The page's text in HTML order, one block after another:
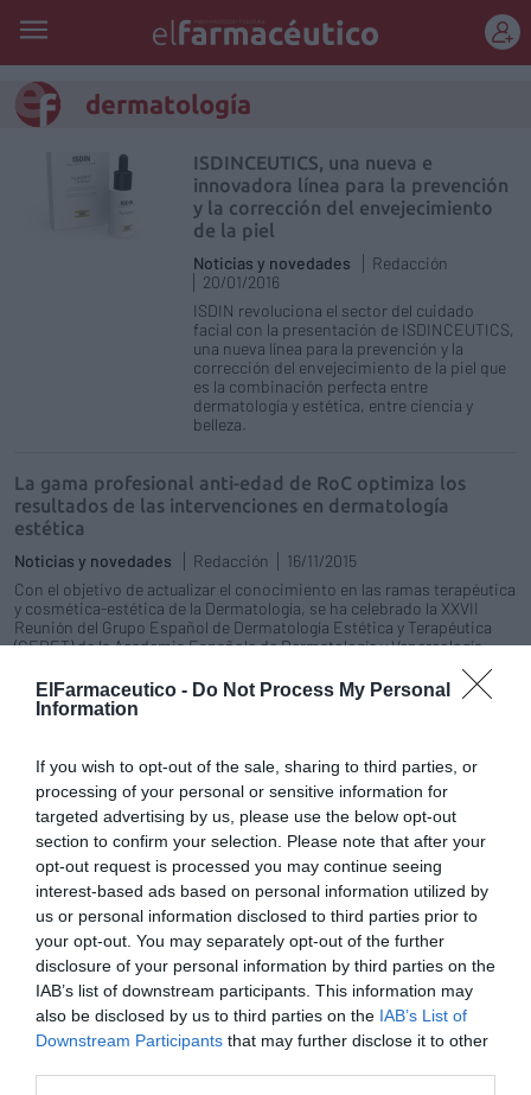
ElFarmaceutico - Do Not Process My Personal
Information
If you wish to opt-out of the sale, sharing to third parties, or
processing of your personal or sensitive information for
targeted advertising by us, please use the below opt-out
section to confirm your selection. Please note that after your
opt-out request is processed you may continue seeing
interest-based ads based on personal information utilized by
us or personal information disclosed to third parties prior to
your opt-out. You may separately opt-out of the further
disclosure of your personal information by third parties on the
IAB’s list of downstream participants. This information may
also be disclosed by us to third parties on the IAB’s List of
Downstream Participants that may further disclose it to other
dermatología
ISDINCEUTICS, una nueva e
innovadora línea para la prevención
y la corrección del envejecimiento
de la piel
Noticias y novedades
Redacción
20/01/2016
ISDIN revoluciona el sector del cuidado
facial con la presentación de ISDINCEUTICS,
una nueva línea para la prevención y la
corrección del envejecimiento de la piel que
es la combinación perfecta entre
dermatología y estética, entre ciencia y
belleza.
La gama profesional anti-edad de RoC optimiza los
resultados de las intervenciones en dermatología
estética
Noticias y novedades Redacción
16/11/2015
Con el objetivo de actualizar el conocimiento en las ramas terapéutica
y cosmética-estética de la Dermatología, se ha celebrado la XXVII
Reunión del Grupo Español de Dermatología Estética y Terapéutica
(GEDET) de la Academia Española de Dermatología y Venereología.
Más de 500 asistentes, entre dermatólogos interesados en esta
especialidad y médicos residentes, se han dado cita para poner en
común las características de los nuevos tratamientos.
Nuevos avances en el tratamiento
del acné
Salud 05/11/2015
Pieles que requieren cuidados
especiales (II)
Salud
María José Alonso Osorio
03/11/2015
La dermatitis o eccema es una inflamación
de las capas superficiales de la piel que
puede cursar con la aparición de diferentes
inflamación, sequedad, descamación,